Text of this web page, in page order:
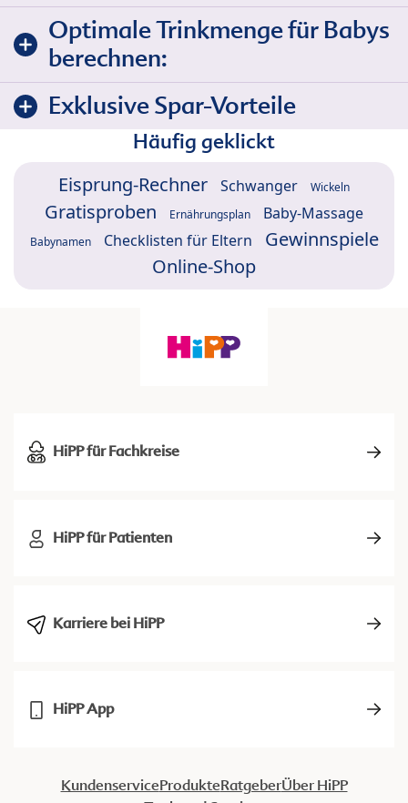
Optimale Trinkmenge für Babys
berechnen:
Exklusive Spar-Vorteile
Häufig geklickt
Eisprung-Rechner Schwanger Wickeln
Gratisproben Ernährungsplan Baby-Massage
Babynamen Checklisten für Eltern
Gewinnspiele
Online-Shop
HiPP für Fachkreise
HiPP für Patienten
Karriere bei HiPP
HiPP App
KundenserviceProdukteRatgeberÜber HiPP